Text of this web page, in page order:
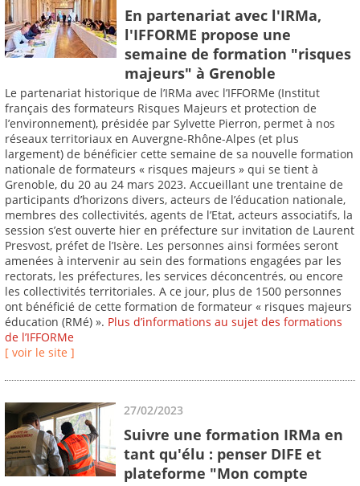
En partenariat avec l'IRMa,
l'IFFORME propose une
semaine de formation "risques
majeurs" à Grenoble
Le partenariat historique de l’IRMa avec l’IFFORMe (Institut
français des formateurs Risques Majeurs et protection de
l’environnement), présidée par Sylvette Pierron, permet à nos
réseaux territoriaux en Auvergne-Rhône-Alpes (et plus
largement) de bénéficier cette semaine de sa nouvelle formation
nationale de formateurs « risques majeurs » qui se tient à
Grenoble, du 20 au 24 mars 2023. Accueillant une trentaine de
participants d’horizons divers, acteurs de l’éducation nationale,
membres des collectivités, agents de l’Etat, acteurs associatifs, la
session s’est ouverte hier en préfecture sur invitation de Laurent
Presvost, préfet de l’Isère. Les personnes ainsi formées seront
amenées à intervenir au sein des formations engagées par les
rectorats, les préfectures, les services déconcentrés, ou encore
les collectivités territoriales. A ce jour, plus de 1500 personnes
ont bénéficié de cette formation de formateur « risques majeurs
éducation (RMé) ». Plus d’informations au sujet des formations
de l’IFFORMe
[ voir le site ]
27/02/2023
Suivre une formation IRMa en
tant qu'élu : penser DIFE et
plateforme "Mon compte